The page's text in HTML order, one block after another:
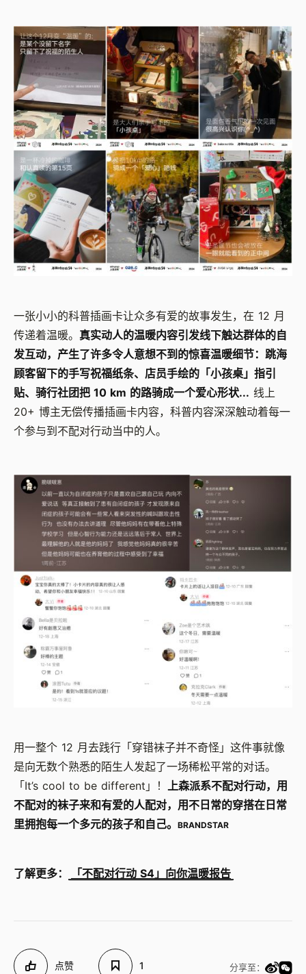
一张小小的科普插画卡让众多有爱的故事发生，在 12 月
传递着温暖。 真实动人的温暖内容引发线下触达群体的自
发互动，产生了许多令人意想不到的惊喜温暖细节：跳海
顾客留下的手写祝福纸条、店员手绘的「小孩桌」指引
贴、骑行社团把 10 km 的路骑成一个爱心形状... 线上
20+ 博主无偿传播插画卡内容，科普内容深深触动着每一
个参与到不配对行动当中的人。
用一整个 12 月去践行「穿错袜子并不奇怪」这件事就像
是向无数个熟悉的陌生人发起了一场稀松平常的对话。
「It’s cool to be different」！
上森派系不配对行动，用
不配对的袜子来和有爱的人配对，用不日常的穿搭在日常
里拥抱每一个多元的孩子和自己。 BRANDSTAR
了解更多： 「不配对行动 S4」向你温暖报告
点赞 1 分享至：